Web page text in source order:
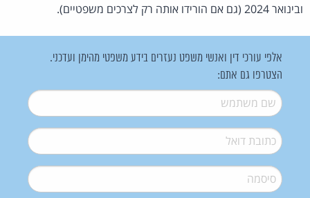
ובינואר 2024 (גם אם הורידו אותה רק לצרכים משפטיים).
אלפי עורכי דין ואנשי משפט נעזרים בידע משפטי מהימן ועדכני.
הצטרפו גם אתם:
שם משתמש*
דואל*
סיסמה*